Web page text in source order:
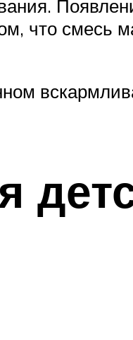
что смесь